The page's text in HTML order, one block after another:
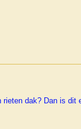
rieten dak? Dan is dit